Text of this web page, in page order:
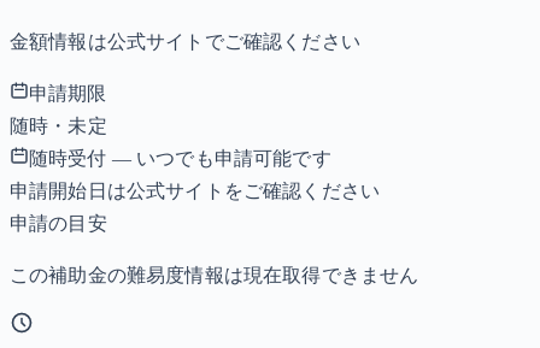
金額情報は公式サイトでご確認ください
申請期限
随時・未定
随時受付 — いつでも申請可能です
申請開始日は公式サイトをご確認ください
申請の目安
この補助金の難易度情報は現在取得できません